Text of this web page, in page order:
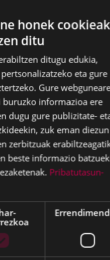
Egogain
abuztuaren
direla-eta
honek cookieak
ditu
ditugu edukia,
eta gure
Gure
buruzko informazioa ere
dugu gure publizitate-
zuk eman
zerbitzuak
beste informazio
Pribatutasun-